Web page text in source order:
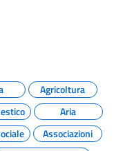
Agricoltura
Aria
Associazioni